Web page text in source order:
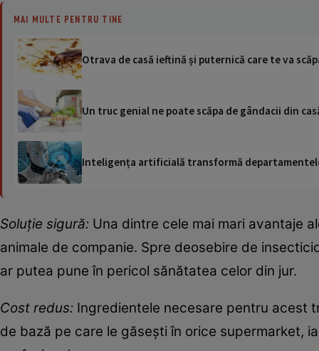
MAI MULTE PENTRU TINE
Otrava de casă ieftină și puternică care te va
Un truc genial ne poate scăpa de gândacii din
Inteligența artificială transformă
Soluție sigură: Una dintre cele mai mari avantaje
animale de companie. Spre deosebire de
ar putea pune în pericol sănătatea celor din jur.
Cost redus: Ingredientele necesare pentru acest
de bază pe care le găsești în orice supermarket,